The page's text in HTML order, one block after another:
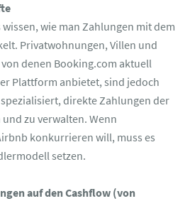
wie man Zahlungen mit dem
Privatwohnungen, Villen und
denen Booking.com aktuell
Plattform anbietet, sind jedoch
direkte Zahlungen der
zu verwalten. Wenn
konkurrieren will, muss es
setzen.
auf den Cashflow (von